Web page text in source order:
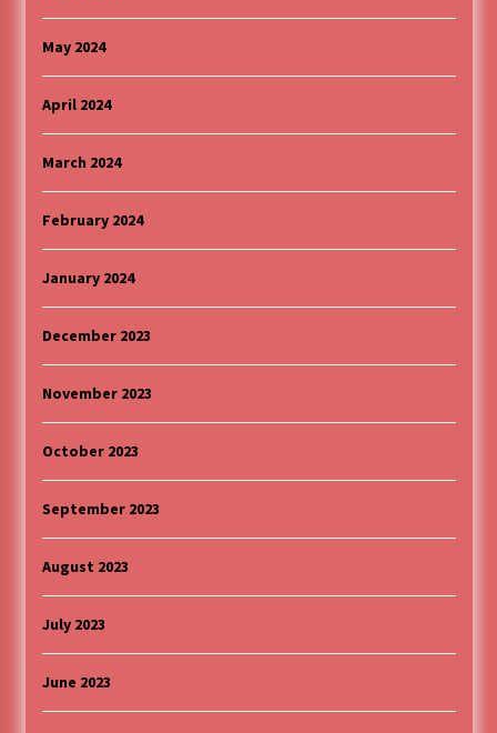
May 2024
April 2024
March 2024
February 2024
January 2024
December 2023
November 2023
October 2023
September 2023
August 2023
July 2023
June 2023